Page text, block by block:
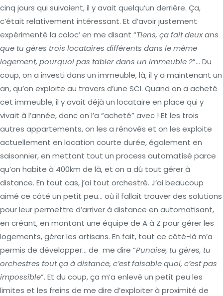
cinq jours qui suivaient, il y avait quelqu’un derrière. Ça,
c’était relativement intéressant. Et d’avoir justement
expérimenté la coloc’ en me disant “Tiens, ça fait deux ans
que tu gères trois locataires différents dans le même
logement, pourquoi pas tabler dans un immeuble ?”… Du
coup, on a investi dans un immeuble, là, il y a maintenant un
an, qu’on exploite au travers d’une SCI. Quand on a acheté
cet immeuble, il y avait déjà un locataire en place qui y
vivait à l’année, donc on l’a “acheté” avec ! Et les trois
autres appartements, on les a rénovés et on les exploite
actuellement en location courte durée, également en
saisonnier, en mettant tout un process automatisé parce
qu’on habite à 400km de là, et on a dû tout gérer à
distance. En tout cas, j’ai tout orchestré. J’ai beaucoup
aimé ce côté un petit peu… où il fallait trouver des solutions
pour leur permettre d’arriver à distance en automatisant,
en créant, en montant une équipe de A à Z pour gérer les
logements, gérer les artisans. En fait, tout ce côté-là m’a
permis de développer… de me dire “Punaise, tu gères, tu
orchestres tout ça à distance, c’est faisable quoi, c’est pas
impossible”. Et du coup, ça m’a enlevé un petit peu les
limites et les freins de me dire d’exploiter à proximité de